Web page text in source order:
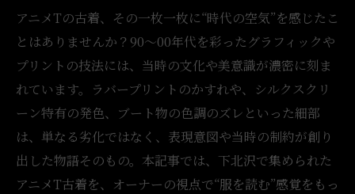
アニメTの古着、その一枚一枚に“時代の空気”を感じたこ
とはありませんか？90〜00年代を彩ったグラフィックや
プリントの技法には、当時の文化や美意識が濃密に刻ま
れています。ラバープリントのかすれや、シルクスクリ
ーン特有の発色、ブート物の色調のズレといった細部
は、単なる劣化ではなく、表現意図や当時の制約が創り
出した物語そのもの。本記事では、下北沢で集められた
アニメT古着を、オーナーの視点で“服を読む”感覚をもっ